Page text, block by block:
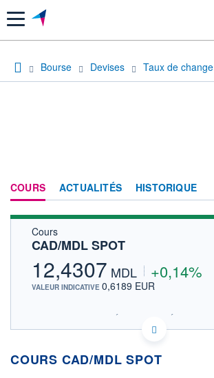
Menu
Bourse Devises Taux de change
COURS ACTUALITÉS HISTORIQUE
Cours
CAD/MDL SPOT
12,4307 MDL +0,14%
VALEUR INDICATIVE 0,6189 EUR
SIX - FOREX 2 DONNÉES TEMPS RÉEL
Politique d'exécution
COURS CAD/MDL SPOT